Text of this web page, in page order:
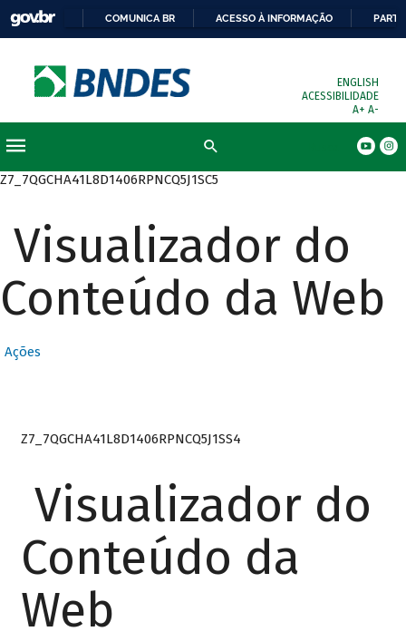
COMUNICA BR ACESSO À INFORMAÇÃO
ENGLISH
ACESSIBILIDADE
A+ A-
Z7_7QGCHA41L8D1406RPNCQ5J1SC5
Visualizador do
Conteúdo da Web
Ações
Z7_7QGCHA41L8D1406RPNCQ5J1SS4
Visualizador do
Conteúdo da
Web